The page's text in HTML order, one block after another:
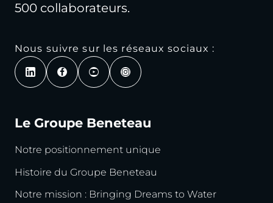
500 collaborateurs.
Nous suivre sur les réseaux sociaux :
Le Groupe Beneteau
Notre positionnement unique
Histoire du Groupe Beneteau
Notre mission : Bringing Dreams to Water